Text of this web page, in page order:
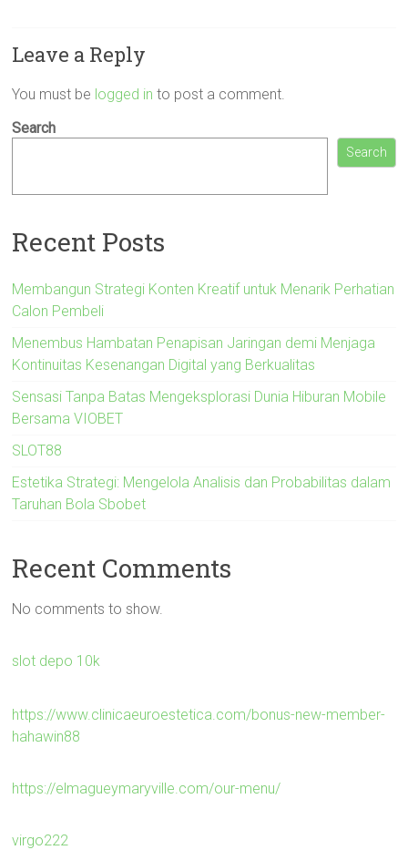
Leave a Reply
You must be logged in to post a comment.
Search
Search
Recent Posts
Membangun Strategi Konten Kreatif untuk Menarik Perhatian
Calon Pembeli
Menembus Hambatan Penapisan Jaringan demi Menjaga
Kontinuitas Kesenangan Digital yang Berkualitas
Sensasi Tanpa Batas Mengeksplorasi Dunia Hiburan Mobile
Bersama VIOBET
SLOT88
Estetika Strategi: Mengelola Analisis dan Probabilitas dalam
Taruhan Bola Sbobet
Recent Comments
No comments to show.
slot depo 10k
https://www.clinicaeuroestetica.com/bonus-new-member-
hahawin88
https://elmagueymaryville.com/our-menu/
virgo222